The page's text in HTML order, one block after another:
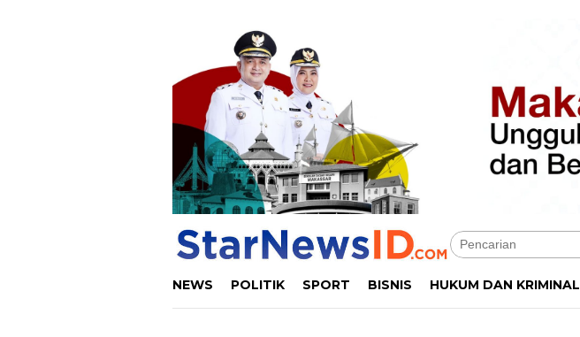
NEWS POLITIK SPORT BISNIS HUKUM DAN KRIMINAL